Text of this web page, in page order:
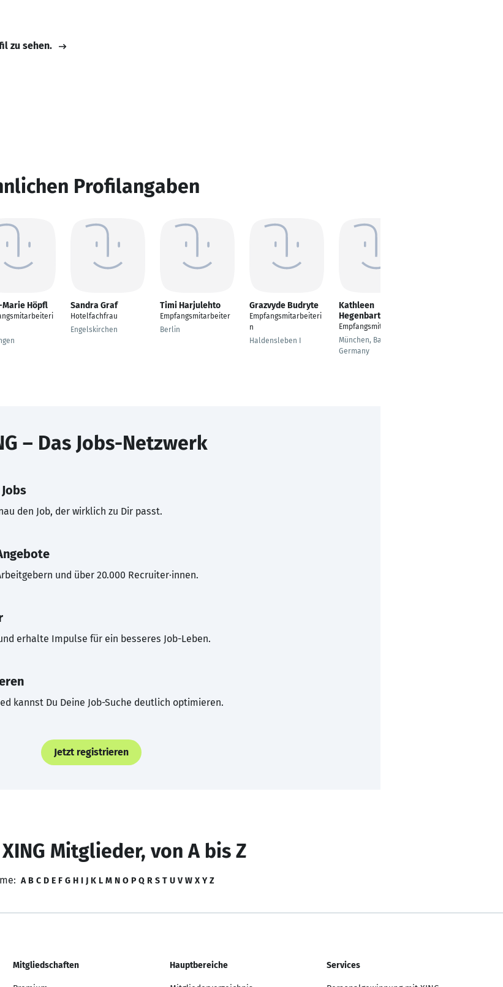
zu sehen.
Profilangaben
Marie Höpfl Sandra Graf
Hotelfachfrau
Engelskirchen
Timi Harjulehto
Empfangsmitarbeiter
Berlin
Grazvyde Budryte
Empfangsmitarbeiteri
n
Haldensleben I
Kathleen
Hegenbart
Empfangsmitarbeiter
München, Bavaria,
Germany
– Das Jobs-Netzwerk
den Job, der wirklich zu Dir passt.
und über 20.000 Recruiter·innen.
erhalte Impulse für ein besseres Job-Leben.
kannst Du Deine Job-Suche deutlich optimieren.
Jetzt registrieren
Mitglieder, von A bis Z
A B C D E F G H I J K L M N O P Q R S T U V W X Y Z
Mitgliedschaften Hauptbereiche Services